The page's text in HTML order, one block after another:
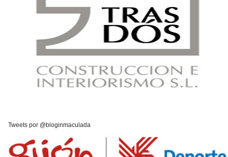
Tweets por @bloginmaculada